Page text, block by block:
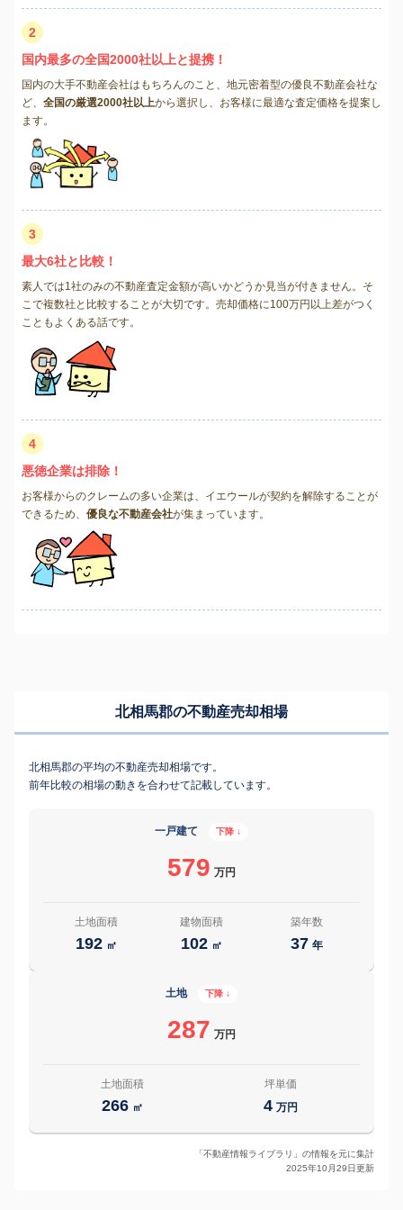
2
国内最多の全国2000社以上と提携！
国内の大手不動産会社はもちろんのこと、地元密着型の優良不動産会社な
ど、 全国の厳選2000社以上から選択し、お客様に最適な査定価格を提案し
ます。
3
最大6社と比較！
素人では1社のみの不動産査定金額が高いかどうか見当が付きません。そ
こで複数社と比較することが大切です。売却価格に100万円以上差がつく
こともよくある話です。
4
悪徳企業は排除！
お客様からのクレームの多い企業は、イエウールが契約を解除することが
できるため、 優良な不動産会社が集まっています。
北相馬郡の不動産売却相場
北相馬郡の平均の不動産売却相場です。
前年比較の相場の動きを合わせて記載しています。
一戸建て 下降 ↓
579 万円
土地面積
192 ㎡
建物面積
102 ㎡
築年数
37 年
土地 下降 ↓
287 万円
土地面積
266 ㎡
坪単価
4 万円
「不動産情報ライブラリ」の情報を元に集計
2025年10月29日更新